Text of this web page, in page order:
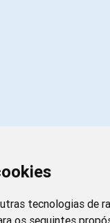
tecnologias de
os seguintes
Sociais
Facebook